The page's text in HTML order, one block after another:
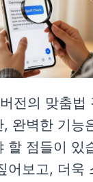
전의 맞춤법
, 완벽한 기능
할 점들이 있
어보고, 더욱